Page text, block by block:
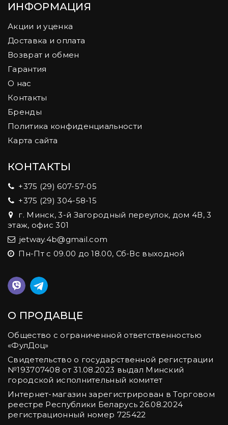
ИНФОРМАЦИЯ
Акции и уценка
Доставка и оплата
Возврат и обмен
Гарантия
О нас
Контакты
Бренды
Политика конфиденциальности
Карта сайта
КОНТАКТЫ
+375 (29) 607-57-05
+375 (29) 304-58-15
г. Минск, 3-й Загородный переулок, дом 4В, 3
этаж, офис 301
jetway.4b@gmail.com
Пн-Пт с 09.00 до 18.00, Сб-Вс выходной
О ПРОДАВЦЕ
Общество с ограниченной ответственностью
«ФулДоц»
Свидетельство о государственной регистрации
№‎193707408 от 31.08.2023 выдал Минский
городской исполнительный комитет
Интернет-магазин зарегистрирован в Торговом
реестре Республики Беларусь 26.08.2024
регистрационный номер 725422